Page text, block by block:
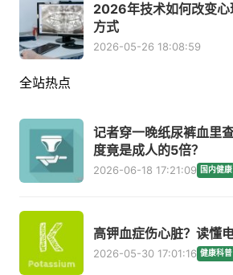
2026年技术如何改变心
方式
2026-05-26 18:08:59
全站热点
记者穿一晚纸尿裤血里
度竟是成人的5倍？
2026-06-18 17:21:09 国内健康
高钾血症伤心脏？读懂
2026-05-30 17:01:16 健康科普